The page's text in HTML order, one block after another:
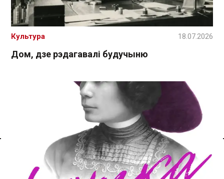
Спасылка без VPN
Дом, дзе рэдагавалі будучыню
Культура 18.07.2026